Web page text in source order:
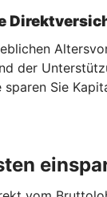
der
Sie